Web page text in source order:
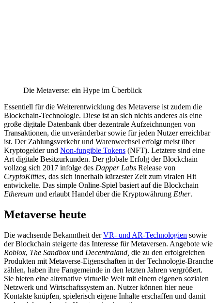
Die Metaverse: ein Hype im Überblick
Essentiell für die Weiterentwicklung des Metaverse ist zudem die
Blockchain-Technologie. Diese ist an sich nichts anderes als eine
große digitale Datenbank über dezentrale Aufzeichnungen von
Transaktionen, die unveränderbar sowie für jeden Nutzer erreichbar
ist. Der Zahlungsverkehr und Warenwechsel erfolgt meist über
Kryptogelder und Non-fungible Tokens (NFT). Letztere sind eine
Art digitale Besitzurkunden. Der globale Erfolg der Blockchain
vollzog sich 2017 infolge des Dapper Labs Release von
CryptoKitties, das sich innerhalb kürzester Zeit zum viralen Hit
entwickelte. Das simple Online-Spiel basiert auf die Blockchain
Ethereum und erlaubt Handel über die Kryptowährung Ether.
Metaverse heute
Die wachsende Bekanntheit derVR- und AR-Technologien sowie
der Blockchain steigerte das Interesse für Metaversen. Angebote wie
Roblox, The Sandbox und Decentraland, die zu den erfolgreichen
Produkten mit Metaverse-Eigenschaften in der Technologie-Branche
zählen, haben ihre Fangemeinde in den letzten Jahren vergrößert.
Sie bieten eine alternative virtuelle Welt mit einem eigenen sozialen
Netzwerk und Wirtschaftssystem an. Nutzer können hier neue
Kontakte knüpfen, spielerisch eigene Inhalte erschaffen und damit